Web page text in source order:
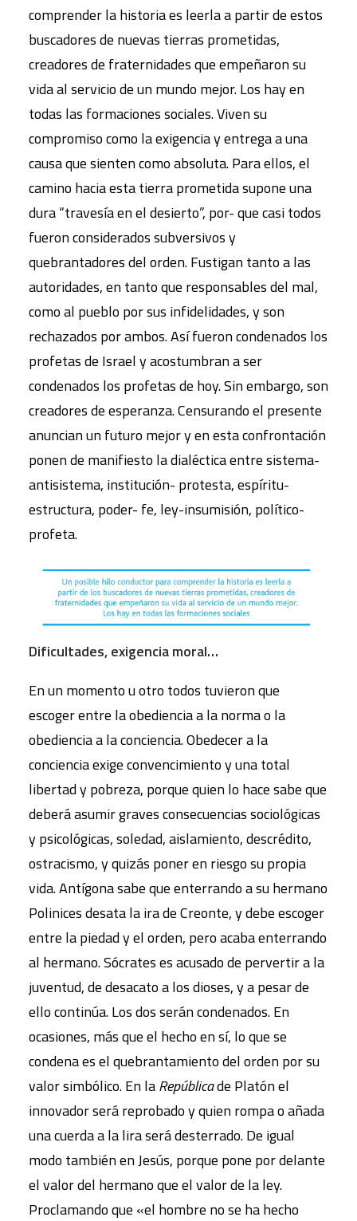
comprender la historia es leerla a partir de estos
buscadores de nuevas tierras prometidas,
creadores de fraternidades que empeñaron su
vida al servicio de un mundo mejor. Los hay en
todas las formaciones sociales. Viven su
compromiso como la exigencia y entrega a una
causa que sienten como absoluta. Para ellos, el
camino hacia esta tierra prometida supone una
dura “travesía en el desierto”, por- que casi todos
fueron considerados subversivos y
quebrantadores del orden. Fustigan tanto a las
autoridades, en tanto que responsables del mal,
como al pueblo por sus infidelidades, y son
rechazados por ambos. Así fueron condenados los
profetas de Israel y acostumbran a ser
condenados los profetas de hoy. Sin embargo, son
creadores de esperanza. Censurando el presente
anuncian un futuro mejor y en esta confrontación
ponen de manifiesto la dialéctica entre sistema-
antisistema, institución- protesta, espíritu-
estructura, poder- fe, ley-insumisión, político-
profeta.
Dificultades, exigencia moral…
En un momento u otro todos tuvieron que
escoger entre la obediencia a la norma o la
obediencia a la conciencia. Obedecer a la
conciencia exige convencimiento y una total
libertad y pobreza, porque quien lo hace sabe que
deberá asumir graves consecuencias sociológicas
y psicológicas, soledad, aislamiento, descrédito,
ostracismo, y quizás poner en riesgo su propia
vida. Antígona sabe que enterrando a su hermano
Polinices desata la ira de Creonte, y debe escoger
entre la piedad y el orden, pero acaba enterrando
al hermano. Sócrates es acusado de pervertir a la
juventud, de desacato a los dioses, y a pesar de
ello continúa. Los dos serán condenados. En
ocasiones, más que el hecho en sí, lo que se
condena es el quebrantamiento del orden por su
valor simbólico. En laRepúblicade Platón el
innovador será reprobado y quien rompa o añada
una cuerda a la lira será desterrado. De igual
modo también en Jesús, porque pone por delante
el valor del hermano que el valor de la ley.
Proclamando que «el hombre no se ha hecho